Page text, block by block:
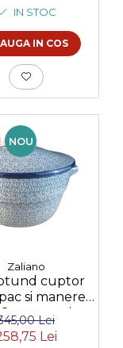
IN STOC
IN COS
NOU
Zaliano
cuptor
si manere,
ceramica
pictata
volum 1,75 l
Lei
Lei